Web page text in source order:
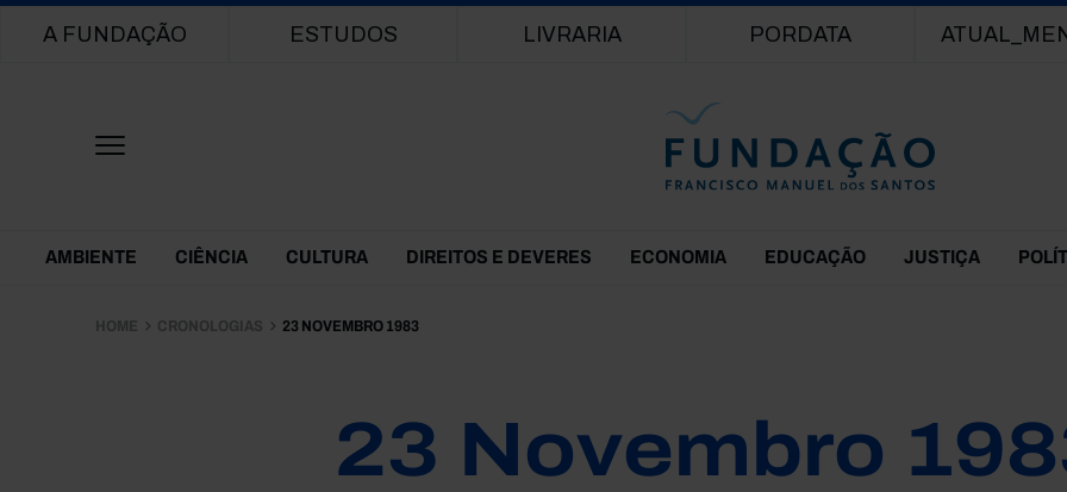
Main navigation
A FUNDAÇÃO ESTUDOS LIVRARIA PORDATA
Themes Menu
AMBIENTE CIÊNCIA CULTURA DIREITOS E DEVERES ECONOMIA EDUCAÇÃO JUSTIÇA
HOME CRONOLOGIAS 23 NOVEMBRO 1983
23 Novembro